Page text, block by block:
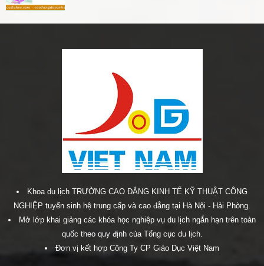
Khoa du lịch TRƯỜNG CAO ĐẲNG KINH TẾ KỸ THUẬT CÔNG
NGHIỆP tuyển sinh hệ trung cấp và cao đẳng tại Hà Nội - Hải Phòng.
Mở lớp khai giảng các khóa học nghiệp vụ du lịch ngắn hạn trên toàn
quốc theo quy định của Tổng cục du lịch.
Đơn vị kết hợp Công Ty CP Giáo Dục Việt Nam